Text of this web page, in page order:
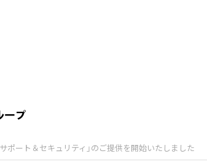
サポート＆セキュリティ」のご提供を開始いたしました